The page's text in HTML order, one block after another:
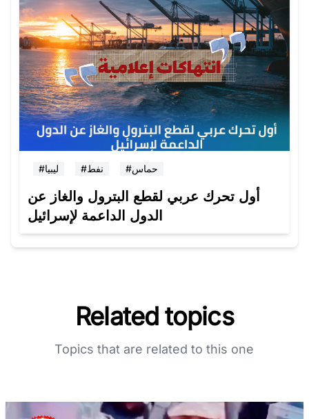
#ليبيا #نفط #حماس
أول تحرك عربي لقطع البترول والغاز عن
الدول الداعمة لإسرائيل
Related topics
Topics that are related to this one